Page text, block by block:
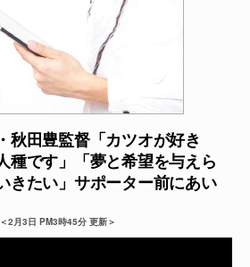
ビデオポスト（投稿）
見・ご感想・ご要望
よくある質問
秋田豊監督「カツオが好き
種です」「夢と希望を与えら
きたい」サポーター前にあい
＜2月3日 PM3時45分 更新＞